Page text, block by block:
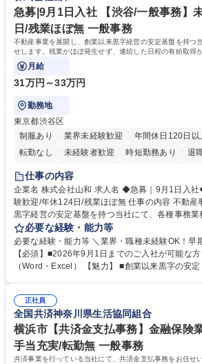
未満のため、無理なく経理として専門性を身につ
歴・資格 学歴：大学院 大学 高専 短大 専修学校
簿記検定1級 日商簿記検定2級
急募|9月1日入社 【渋谷/一般事務】
日/残業ほぼ無 一般事務
不動産事業を展開し、創業以来黒字経営の安定基盤を持つ
せします。残業がほぼ発生せず、連続した日程の有給取得
い方にお勧めの環境です！
月給
31万円～33万円
勤務地
東京都渋谷区
制服あり
業界未経験歓迎 年間休日120日以
転勤なし
未経験者歓迎 時短勤務あり 退
育休あり
完全週休2日制
仕事の内容
企業名 株式会社山和 求人名 ◆急募｜9月1日入社◆【渋谷/一般事務】未経
験歓迎/年休124日/残業ほぼ無 仕事の内容 不動産事業を展開し、創業以来
黒字経営の安定基盤を持つ当社にて、各種事務
がほぼ発生せず、連続した日程の有給取得が可能
方にお勧めの環境です！ 入社後はOJTを通じて丁寧に研修を行いますの
で、事務未経験の方でも安心して臨むことができ
話・来客対応 ■物件の鍵や社内の備品管理 ■デー
必要な経験・能力等
必要な経験・能力等 ＼業界・職種未経験OK！早
【必須】■2026年9月1日までのご入社が可能な
（Word・Excel） 【魅力】 ■創業以来黒字の安定した経営基盤で長期的に
のOJTで業務を習得可能、未経験でもしっかりサポート 学歴・
歴：大学院 大学 高専 短大 語学力： 資格：
正社員
全国共済神奈川県生活協同組合
横浜市【共済金支払事務】金融保険
手当充実/転勤無 一般事務
共済事業を行っている当社にて、共済金支払事務をお任せ